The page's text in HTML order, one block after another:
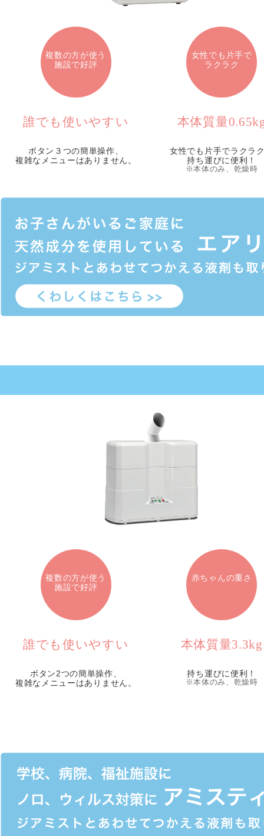
複数の方が使う
施設で好評
誰でも使いやすい
ボタン３つの簡単操作、
複雑なメニューはありません。
女性でも片手で
ラクラク
本体質量
女性でも片手でラクラ
持ち運びに便利！
※本体のみ、乾燥時
複数の方が使う
施設で好評
誰でも使いやすい
ボタン2つの簡単操作、
複雑なメニューはありません。
赤ちゃんの重さ
本体質量3.3kg
持ち運びに便利！
※本体のみ、乾燥時